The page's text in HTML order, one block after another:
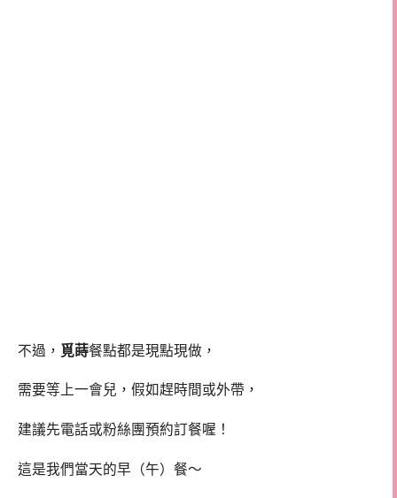
不過， 覓蒔餐點都是現點現做，
需要等上一會兒，假如趕時間或外帶，
建議先電話或粉絲團預約訂餐喔！
這是我們當天的早（午）餐～